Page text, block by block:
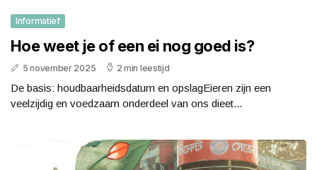
Informatief
Hoe weet je of een ei nog goed is?
5 november 2025 2 min leestijd
De basis: houdbaarheidsdatum en opslagEieren zijn een
veelzijdig en voedzaam onderdeel van ons dieet...